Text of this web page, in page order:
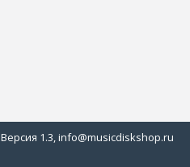
Версия 1.3, info@musicdiskshop.ru